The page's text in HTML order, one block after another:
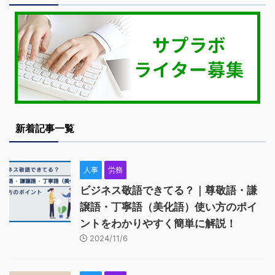
新着記事一覧
人事 労務
ビジネス敬語できてる？｜尊敬語・謙
譲語・丁寧語（美化語）使い方のポイ
ントをわかりやすく簡単に解説！
2024/11/6